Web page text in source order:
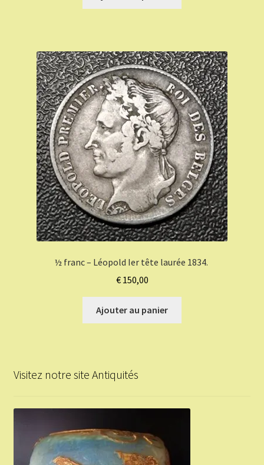
½ franc – Léopold Ier tête laurée 1834.
€150,00
Ajouter au panier
Visitez notre site Antiquités